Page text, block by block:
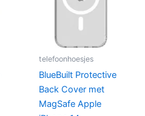
telefoonhoesjes
BlueBuilt Protective
Back Cover met
MagSafe Apple